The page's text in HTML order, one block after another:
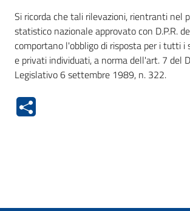
Si ricorda che tali rilevazioni, rientranti nel
statistico nazionale approvato con D.P.R.
comportano l'obbligo di risposta per i tutti i
e privati individuati, a norma dell'art. 7 del
Legislativo 6 settembre 1989, n. 322.